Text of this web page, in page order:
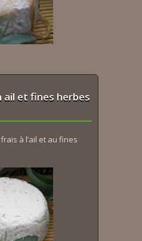
et fines herbes
à l’ail et au fines